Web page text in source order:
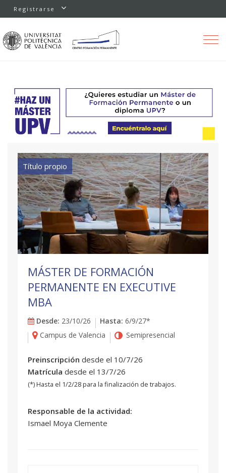
Registrarse
Toggle
Título propio
MÁSTER DE FORMACIÓN
PERMANENTE EN EXECUTIVE
MBA
Desde: 23/10/26 Hasta: 6/9/27*
Campus de Valencia
Semipresencial
Preinscripción desde el 10/7/26
Matrícula desde el 13/7/26
(*) Hasta el 1/2/28 para la finalización de trabajos.
Responsable de la actividad:
Ismael Moya Clemente